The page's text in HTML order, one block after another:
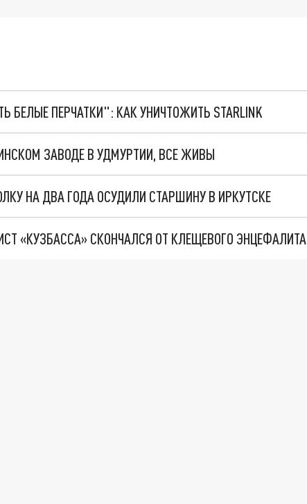
БЕЛЫЕ ПЕРЧАТКИ": КАК УНИЧТОЖИТЬ STARLINK
ЗАВОДЕ В УДМУРТИИ, ВСЕ ЖИВЫ
НА ДВА ГОДА ОСУДИЛИ СТАРШИНУ В ИРКУТСКЕ
«КУЗБАССА» СКОНЧАЛСЯ ОТ КЛЕЩЕВОГО ЭНЦЕФАЛИТА